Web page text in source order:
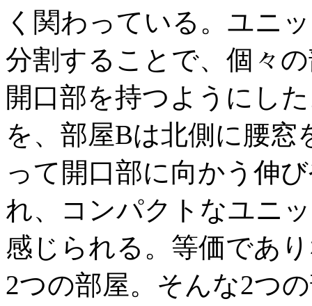
く関わっている。ユニ
分割することで、個々
開口部を持つようにし
を、部屋Bは北側に腰
って開口部に向かう伸
れ、コンパクトなユニ
感じられる。等価であ
2つの部屋。そんな2つ